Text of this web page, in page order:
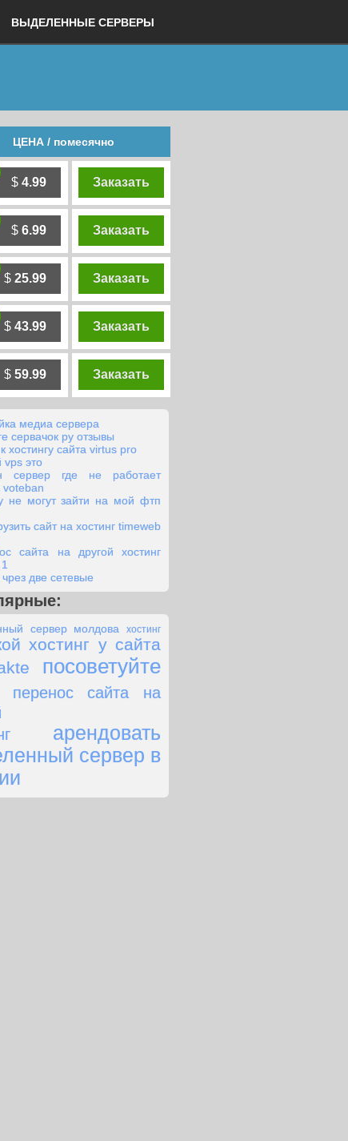
ВЫДЕЛЕННЫЕ СЕРВЕРЫ
ЦЕНА / помесячно
$ 4.99 Заказать
$ 6.99 Заказать
$ 25.99 Заказать
$ 43.99 Заказать
$ 59.99 Заказать
медиа сервера
сервачок ру отзывы
хостингу сайта virtus pro
vps это
сервер где не работает
voteban
не могут зайти на мой фтп
сайт на хостинг timeweb
сайта на другой хостинг
две сетевые
сервер молдова
хостинг
хостинг у сайта
посоветуйте
перенос сайта на
арендовать
сервер в